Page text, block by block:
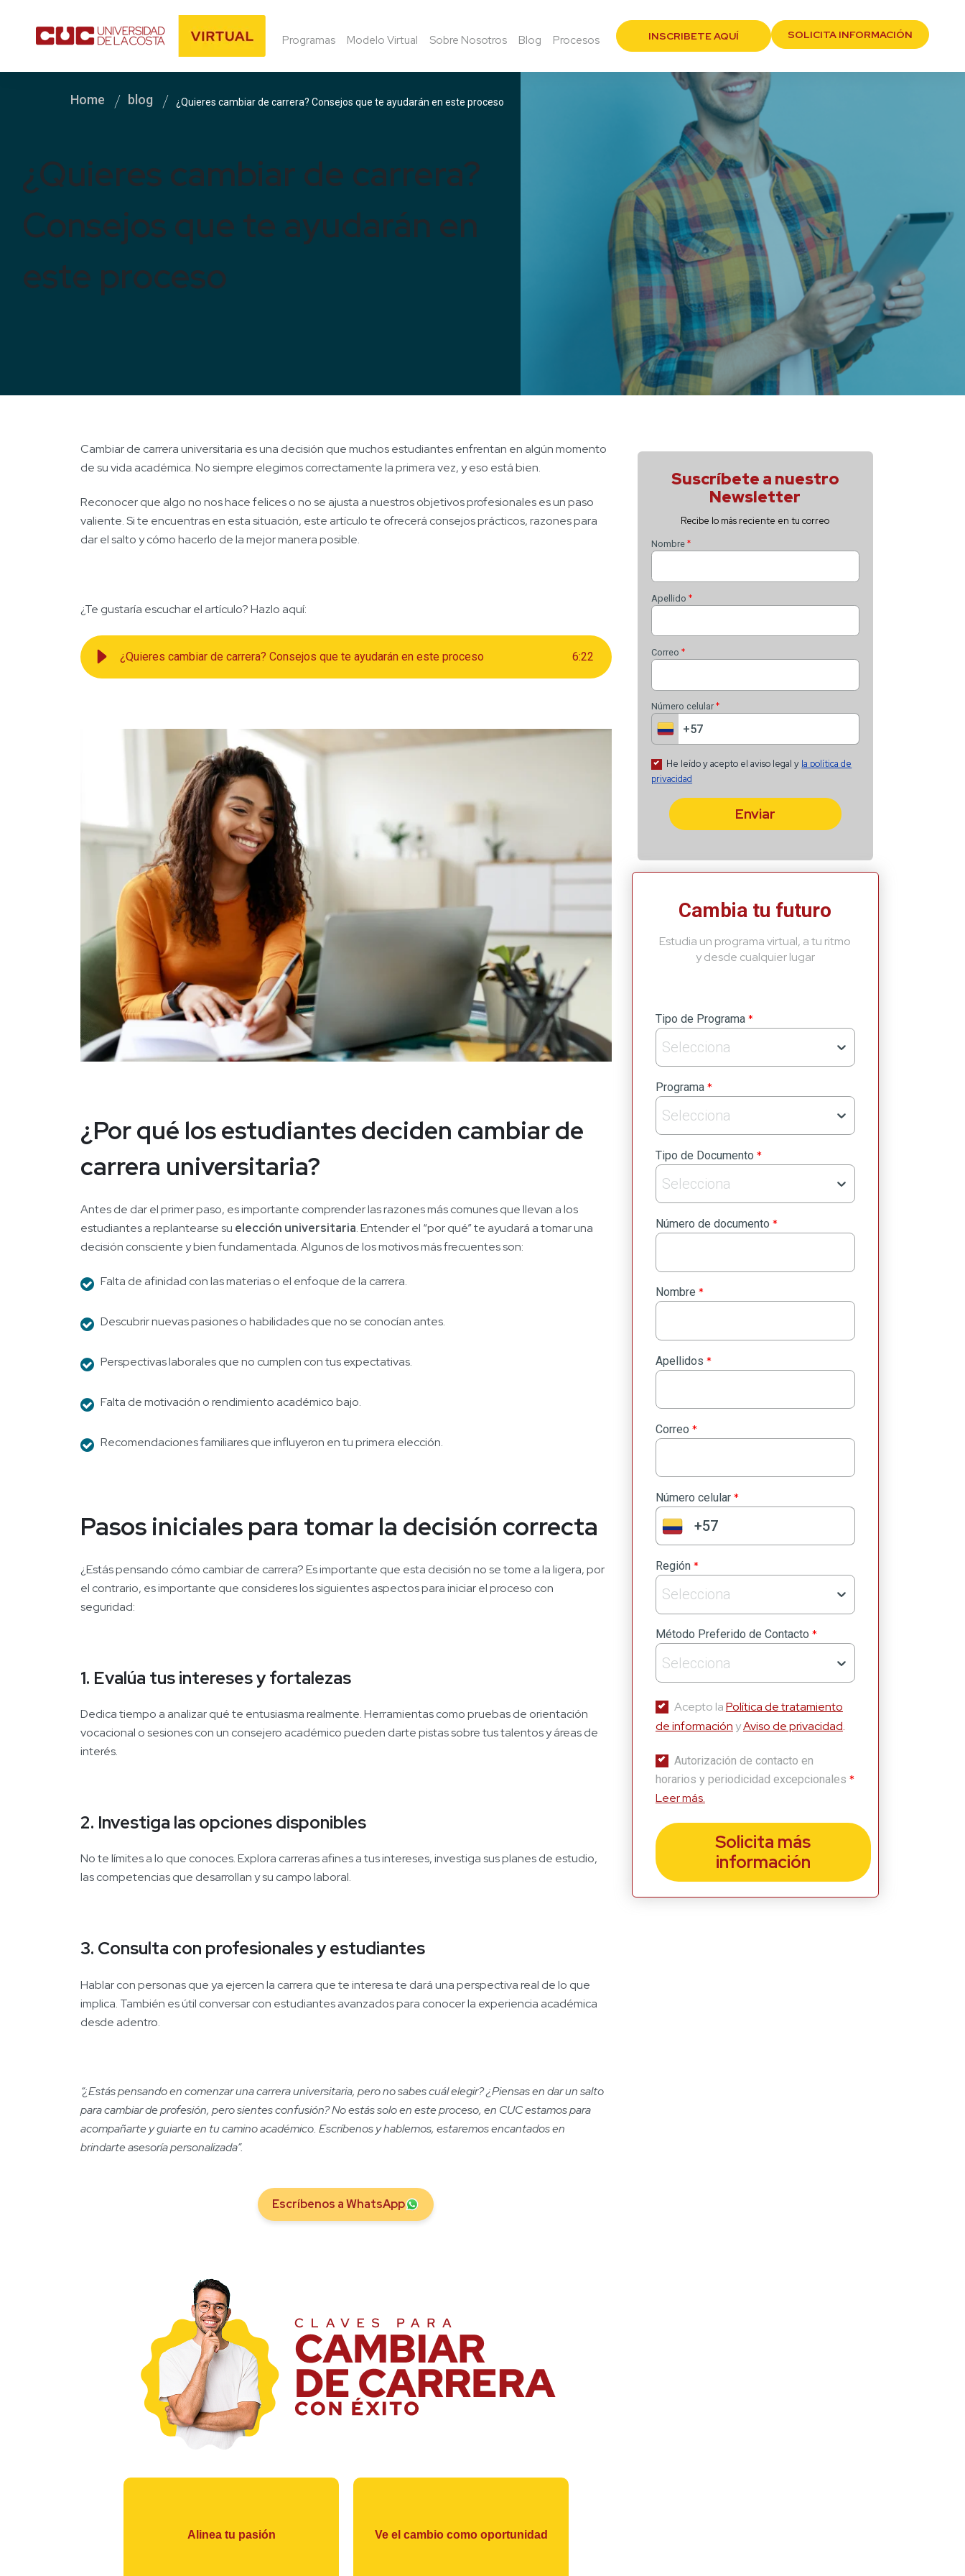
Programas Modelo Virtual Sobre Nosotros Blog Procesos INSCRIBETE AQUÍ SOLICITA INFORMACIÓN
¿Quieres cambiar de carrera?
Consejos que te ayudarán en
este proceso
Home blog ¿Quieres cambiar de carrera? Consejos que te ayudarán en este proceso
Cambiar de carrera universitaria es una decisión que muchos estudiantes enfrentan en algún momento
de su vida académica. No siempre elegimos correctamente la primera vez, y eso está bien.
Reconocer que algo no nos hace felices o no se ajusta a nuestros objetivos profesionales es un paso
valiente. Si te encuentras en esta situación, este artículo te ofrecerá consejos prácticos, razones para
dar el salto y cómo hacerlo de la mejor manera posible.
¿Te gustaría escuchar el artículo? Hazlo aquí:
¿Quieres cambiar de carrera? Consejos que te ayudarán en este proceso 6:22
¿Por qué los estudiantes deciden cambiar de
carrera universitaria?
Antes de dar el primer paso, es importante comprender las razones más comunes que llevan a los
estudiantes a replantearse su elección universitaria. Entender el “por qué” te ayudará a tomar una
decisión consciente y bien fundamentada. Algunos de los motivos más frecuentes son:
Falta de afinidad con las materias o el enfoque de la carrera.
Descubrir nuevas pasiones o habilidades que no se conocían antes.
Perspectivas laborales que no cumplen con tus expectativas.
Falta de motivación o rendimiento académico bajo.
Recomendaciones familiares que influyeron en tu primera elección.
Pasos iniciales para tomar la decisión correcta
¿Estás pensando cómo cambiar de carrera? Es importante que esta decisión no se tome a la ligera, por
el contrario, es importante que consideres los siguientes aspectos para iniciar el proceso con
seguridad:
1. Evalúa tus intereses y fortalezas
Dedica tiempo a analizar qué te entusiasma realmente. Herramientas como pruebas de orientación
vocacional o sesiones con un consejero académico pueden darte pistas sobre tus talentos y áreas de
interés.
2. Investiga las opciones disponibles
No te límites a lo que conoces. Explora carreras afines a tus intereses, investiga sus planes de estudio,
las competencias que desarrollan y su campo laboral.
3. Consulta con profesionales y estudiantes
Hablar con personas que ya ejercen la carrera que te interesa te dará una perspectiva real de lo que
implica. También es útil conversar con estudiantes avanzados para conocer la experiencia académica
desde adentro.
“¿Estás pensando en comenzar una carrera universitaria, pero no sabes cuál elegir? ¿Piensas en dar un salto
para cambiar de profesión, pero sientes confusión? No estás solo en este proceso, en CUC estamos para
acompañarte y guiarte en tu camino académico. Escríbenos y hablemos, estaremos encantados en
brindarte asesoría personalizada”.
Escríbenos a WhatsApp
Suscríbete
Apellido
Correo
Cambia tu futuro
Estudia un programa virtual, a tu ritmo
y desde cualquier lugar
Tipo de Programa *
Selecciona
Programa *
Selecciona
Tipo de Documento *
Selecciona
Número de documento *
Nombre *
Apellidos *
Correo *
Número celular *
Región *
Selecciona
Método Preferido de Contacto *
Selecciona
Acepto laPolítica de tratamiento
de informaciónyAviso de privacidad.
Autorización de contacto en
horarios y periodicidad excepcionales *
Leer más.
Solicita más
información